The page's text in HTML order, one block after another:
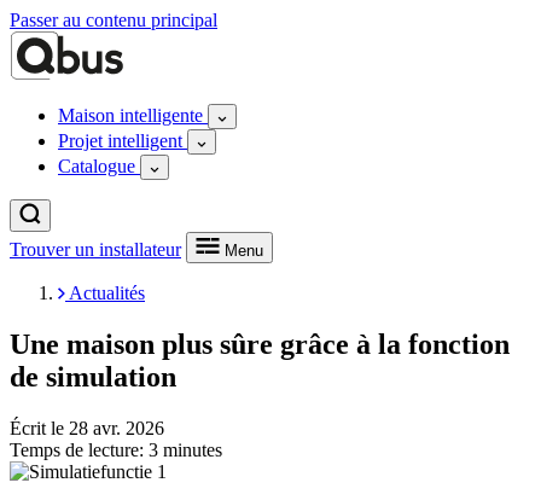
Passer au contenu principal
Maison intelligente
Projet intelligent
Catalogue
Trouver un installateur Menu
Actualités
Une maison plus sûre grâce à la fonction
de simulation
Écrit le 28 avr. 2026
Temps de lecture: 3 minutes